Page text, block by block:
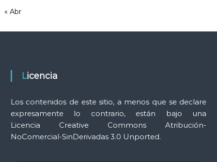
m
i
n
« Abr
Licencia
Los contenidos de este sitio, a menos que se declare
expresamente lo contrario, están bajo una
Licencia Creative Commons Atribución-
NoComercial-SinDerivadas 3.0 Unported.